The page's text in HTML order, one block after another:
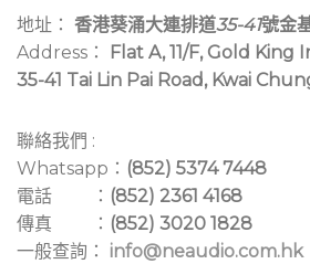
地址： 香港葵涌大連排道35-41號金
Address：
Flat A, 11/F, Gold
35-41 Tai Lin Pai Road, Kwai
聯絡我們 :
Whatsapp： (852) 5374 7448
電話 ： (852) 2361 4168
傳真 ： (852) 3020 1828
一般查詢： info@neaudio.com.hk